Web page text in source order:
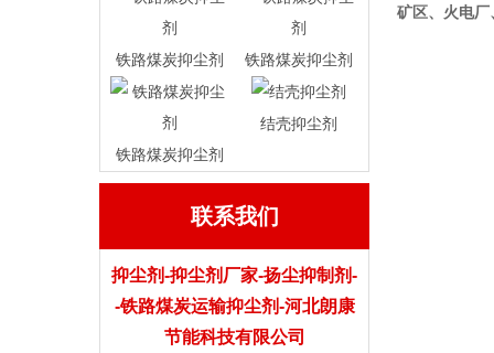
铁路煤炭抑尘剂 铁路煤炭抑尘剂
铁路煤炭抑尘剂
结壳抑尘剂
联系我们
抑尘剂-抑尘剂厂家-扬尘抑制剂-
-铁路煤炭运输抑尘剂-河北朗康
节能科技有限公司
矿区、火电